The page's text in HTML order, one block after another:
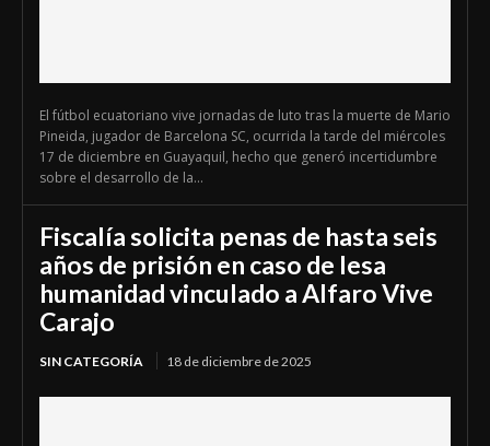
El fútbol ecuatoriano vive jornadas de luto tras la muerte de Mario
Pineida, jugador de Barcelona SC, ocurrida la tarde del miércoles
17 de diciembre en Guayaquil, hecho que generó incertidumbre
sobre el desarrollo de la...
Fiscalía solicita penas de hasta seis
años de prisión en caso de lesa
humanidad vinculado a Alfaro Vive
Carajo
SIN CATEGORÍA 18 de diciembre de 2025